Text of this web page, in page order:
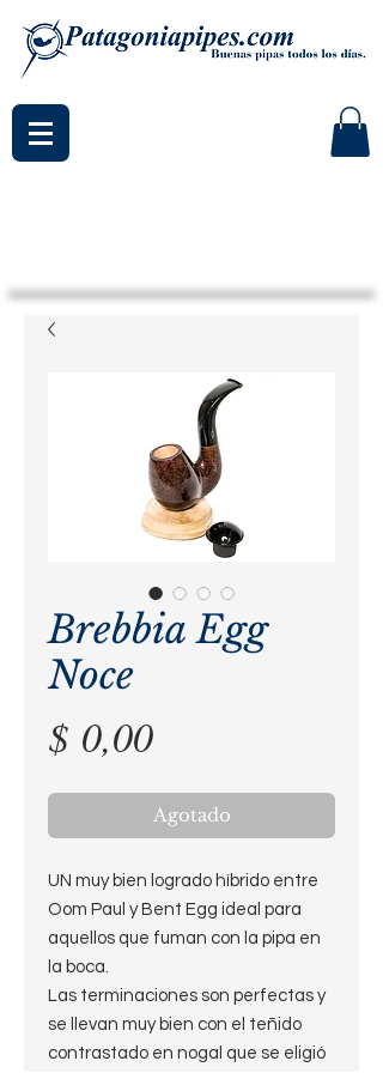
Brebbia Egg
Noce
$ 0,00Precio
Agotado
UN muy bien logrado híbrido entre
Oom Paul y Bent Egg ideal para
aquellos que fuman con la pipa en
la boca.
Las terminaciones son perfectas y
se llevan muy bien con el teñido
contrastado en nogal que se eligió